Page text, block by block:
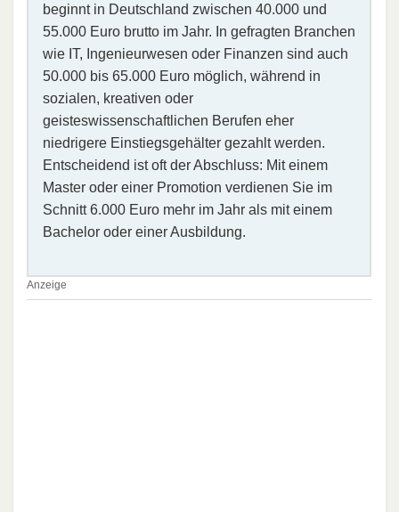
beginnt in Deutschland zwischen 40.000 und
55.000 Euro brutto im Jahr. In gefragten Branchen
wie IT, Ingenieurwesen oder Finanzen sind auch
50.000 bis 65.000 Euro möglich, während in
sozialen, kreativen oder
geisteswissenschaftlichen Berufen eher
niedrigere Einstiegsgehälter gezahlt werden.
Entscheidend ist oft der Abschluss: Mit einem
Master oder einer Promotion verdienen Sie im
Schnitt 6.000 Euro mehr im Jahr als mit einem
Bachelor oder einer Ausbildung.
Anzeige